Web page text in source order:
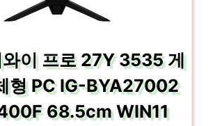
와이 프로 27Y 3535 게
형 PC IG-BYA27002
68.5cm WIN11